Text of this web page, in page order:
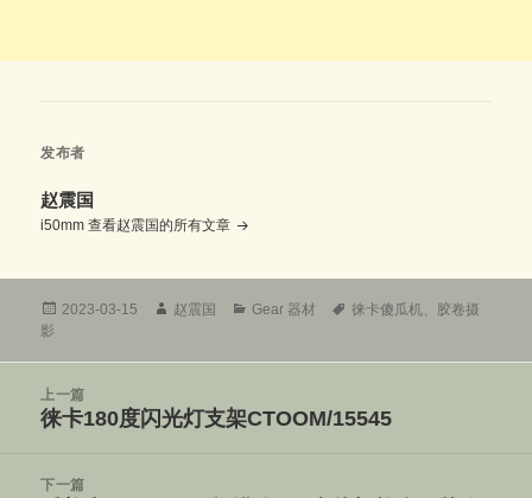
发布者
赵震国
i50mm查看赵震国的所有文章
发
2023-03-15
作
赵震国
分
Gear 器材
标
徕卡傻瓜机、
胶卷摄
影
上一篇
上
文
徕卡180度闪光灯支架CTOOM/15545
下一篇